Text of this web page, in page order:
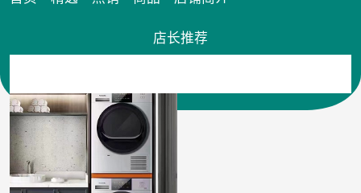
店长推荐